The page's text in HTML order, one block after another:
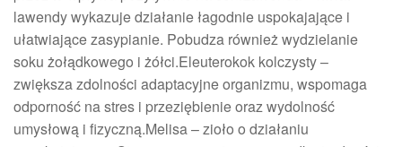
lawendy wykazuje działanie łagodnie uspokajające i
ułatwiające zasypianie. Pobudza również wydzielanie
soku żołądkowego i żółci.Eleuterokok kolczysty –
zwiększa zdolności adaptacyjne organizmu, wspomaga
odporność na stres i przeziębienie oraz wydolność
umysłową i fizyczną.Melisa – zioło o działaniu